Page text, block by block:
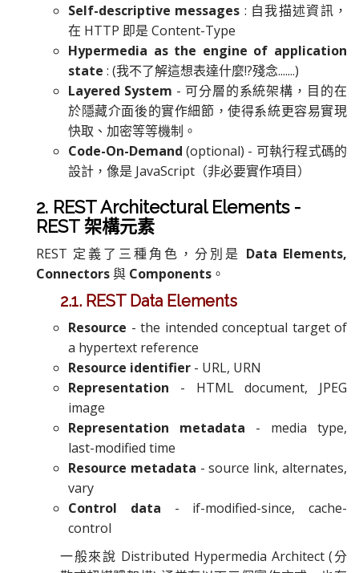
Self-descriptive messages : 自我描述資訊，
在 HTTP 即是 Content-Type
Hypermedia as the engine of application
state : (我不了解這想表達什麼!?殘念.......)
Layered System - 可分層的系統架構，目的在
於隱藏介面後的實作細節，使得系統更容易實現
快取、加密等等機制。
Code-On-Demand(optional) - 可執行程式碼的
設計，像是 JavaScript（非必要實作項目）
2. REST Architectural Elements -
REST 架構元素
REST 定義了三種角色，分別是 Data Elements,
Connectors與 Components 。
2.1. REST Data Elements
Resource - the intended conceptual target of
a hypertext reference
Resource identifier - URL, URN
Representation - HTML document, JPEG
image
Representation metadata - media type,
last-modified time
Resource metadata - source link, alternates,
vary
Control data - if-modified-since, cache-
control
一般來說 Distributed Hypermedia Architect (分